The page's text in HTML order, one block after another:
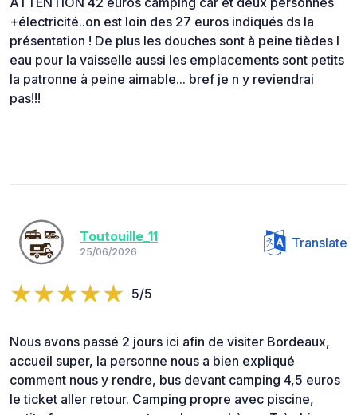
+électricité..on est loin des 27 euros indiqués ds la
présentation ! De plus les douches sont à peine tièdes l
eau pour la vaisselle aussi les emplacements sont petits
la patronne à peine aimable... bref je n y reviendrai
pas!!!
Toutouille_11
25/06/2026
Translate
5/5
Nous avons passé 2 jours ici afin de visiter Bordeaux,
accueil super, la personne nous a bien expliqué
comment nous y rendre, bus devant camping 4,5 euros
le ticket aller retour. Camping propre avec piscine,